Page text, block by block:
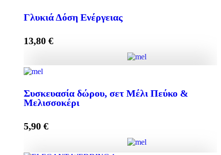
Κανονικές & Ξηρές Επιδερμίδες ποσότητα
Προσθήκη στο καλάθι
Γλυκιά Δόση Ενέργειας
13,80 €
Συσκευασία δώρου, σετ Μέλι Πεύκο &
Μελισσοκέρι
5,90 €